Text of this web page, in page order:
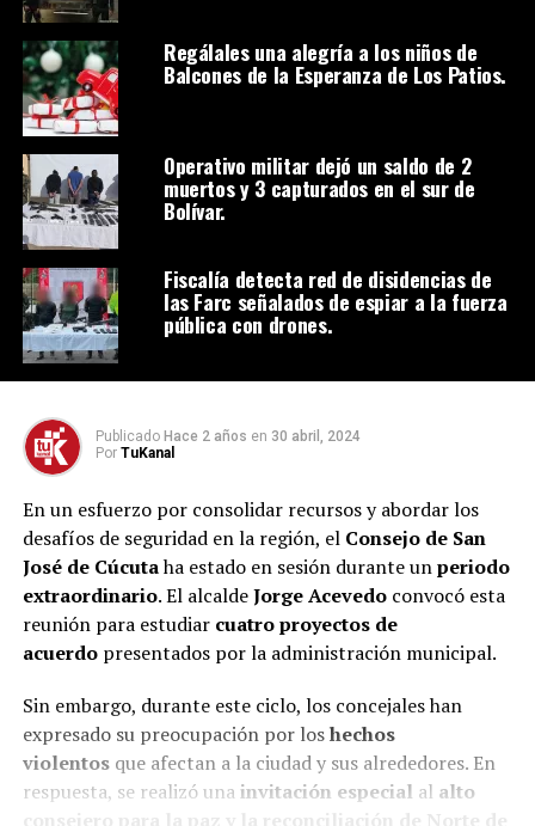
Regálales una alegría a los niños de
Balcones de la Esperanza de Los Patios.
Operativo militar dejó un saldo de 2
muertos y 3 capturados en el sur de
Bolívar.
Fiscalía detecta red de disidencias de
las Farc señalados de espiar a la fuerza
pública con drones.
Publicado Hace 2 años en 30 abril, 2024
Por TuKanal
En un esfuerzo por consolidar recursos y abordar los
desafíos de seguridad en la región, el Consejo de San
José de Cúcutaha estado en sesión durante unperiodo
extraordinario. El alcaldeJorge Acevedoconvocó esta
reunión para estudiar cuatro proyectos de
acuerdopresentados por la administración municipal.
Sin embargo, durante este ciclo, los concejales han
expresado su preocupación por loshechos
violentosque afectan a la ciudad y sus alrededores. En
respuesta, se realizó una invitación especial al alto